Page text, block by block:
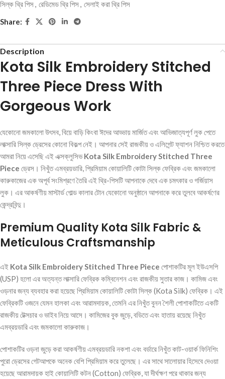
সিল্ক থ্রি পিস রেডিমেড থ্রি পিস সেলাই করা থ্রি পিস
Share:
Description
Kota Silk Embroidery Stitched
Three Piece Dress With
Gorgeous Work
যেকোনো জমকালো উৎসব, বিয়ে বাড়ি কিংবা ঈদের আড্ডায় মার্জিত এবং আভিজাত্যপূর্ণ লুক পেতে
লাক্সারি সিল্ক ড্রেসের কোনো বিকল্প নেই। আপনার সেই রাজকীয় ও এলিগেন্ট ফ্যাশন নিশ্চিত করতে
আমরা নিয়ে এসেছি এই এক্সক্লুসিভKota Silk Embroidery Stitched Three
Piece ড্রেস। নিখুঁত এমব্রয়ডারি, প্রিমিয়াম কোয়ালিটি কোটা সিল্ক ফেব্রিক এবং জমকালো
কারুকাজের এক অপূর্ব সংমিশ্রণে তৈরি এই থ্রি-পিসটি আপনাকে দেবে এক চমৎকার ও গর্জিয়াস
লুক। এর আকর্ষণীয় মাস্টার্ড গোল্ড কালার টোন যেকোনো অনুষ্ঠানে আপনাকে করে তুলবে আকর্ষণের
কেন্দ্রবিন্দু।
Premium Quality Kota Silk Fabric &
Meticulous Craftsmanship
এই Kota Silk Embroidery Stitched Three Piece পোশাকটির মূল ইউএসপি
(USP) হলো এর অত্যন্ত লাক্সারি ফেব্রিক কম্বিনেশন এবং রাজকীয় সুতার কাজ। কামিজ এবং
ওড়নার জন্য ব্যবহার করা হয়েছে প্রিমিয়াম কোয়ালিটি কোটা সিল্ক (Kota Silk) ফেব্রিক। এই
ফেব্রিকটি ওজনে যেমন হালকা এবং আরামদায়ক, তেমনি এর নিখুঁত বুনন শৈলী পোশাকটিতে একটি
রাজকীয় টেক্সচার ও ভাইব নিয়ে আসে। কামিজের বুক জুড়ে, বডিতে এবং হাতায় রয়েছে নিখুঁত
এমব্রয়ডারি এবং জমকালো কারুকাজ।
পোশাকটির ওড়না জুড়ে করা আকর্ষণীয় এমব্রয়ডারি নকশা এবং বর্ডারে নিখুঁত কাট-ওয়ার্ক ফিনিশিং
পুরো ড্রেসের গেটআপকে অনেক বেশি প্রিমিয়াম করে তুলেছে। এর সাথে সালোয়ার হিসেবে দেওয়া
হয়েছে আরামদায়ক হাই কোয়ালিটি কটন (Cotton) ফেব্রিক, যা দীর্ঘক্ষণ পরে থাকার জন্য